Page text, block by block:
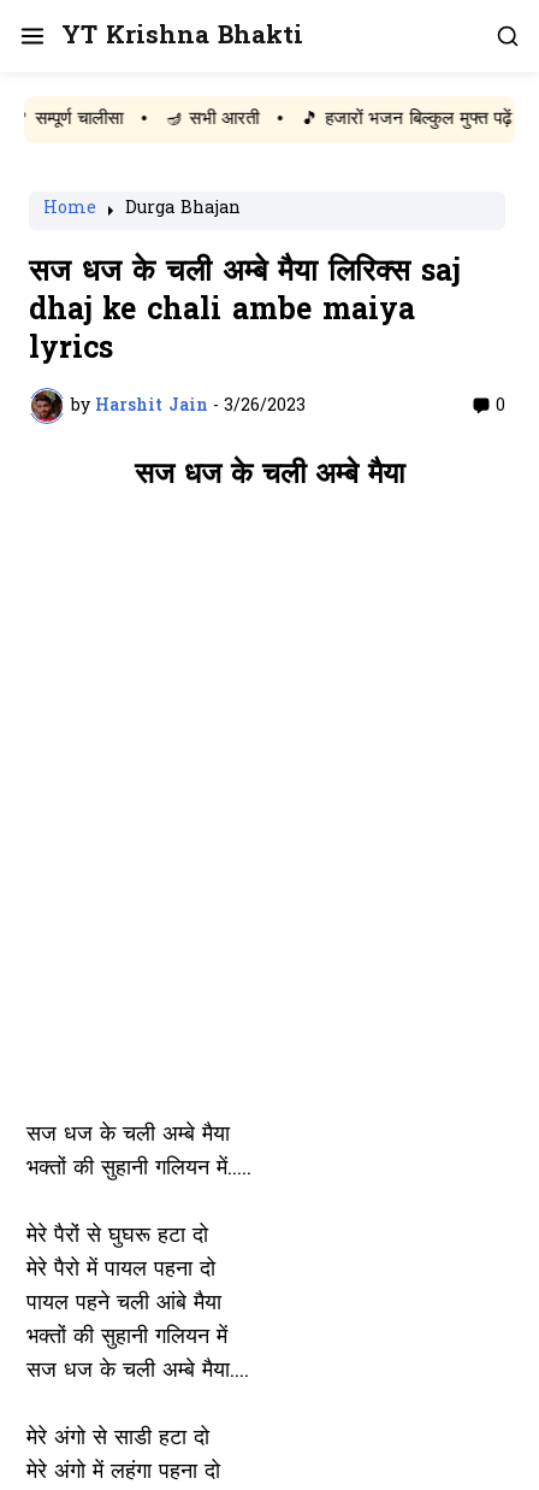
YT Krishna Bhakti
चालीसा • 🪔 सभी आरती • 🎵 हजारों भजन बिल्कुल मुफ्त पढ़ें
Home Durga Bhajan
सज धज के चली अम्बे मैया लिरिक्स saj
dhaj ke chali ambe maiya
lyrics
by Harshit Jain - 3/26/2023 0
सज धज के चली अम्बे मैया
सज धज के चली अम्बे मैया
भक्तों की सुहानी गलियन में.....
मेरे पैरों से घुघरू हटा दो
मेरे पैरो में पायल पहना दो
पायल पहने चली आंबे मैया
भक्तों की सुहानी गलियन में
सज धज के चली अम्बे मैया....
मेरे अंगो से साडी हटा दो
मेरे अंगो में लहंगा पहना दो